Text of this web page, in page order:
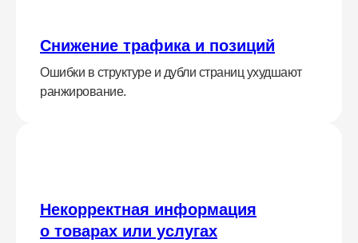
Снижение трафика и позиций
Ошибки в структуре и дубли страниц ухудшают
ранжирование.
Некорректная информация
о товарах или услугах